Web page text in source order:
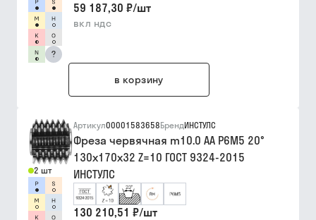
?
59 187,30 ₽/шт
вкл ндс
в корзину
2 шт
Артикул00001583658БрендИНСТУЛС
Фреза червячная m10.0 АА Р6М5 20°
130х170х32 Z=10 ГОСТ 9324-2015
ИНСТУЛС
130 210,51 ₽/шт